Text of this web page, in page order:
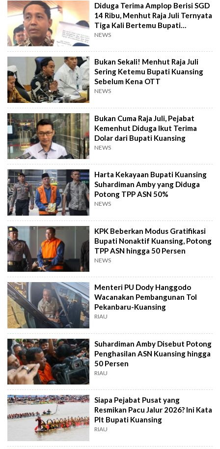
Diduga Terima Amplop Berisi SGD
14 Ribu, Menhut Raja Juli Ternyata
Tiga Kali Bertemu Bupati
Kuansing
NEWS
Bukan Sekali! Menhut Raja Juli
Sering Ketemu Bupati Kuansing
Sebelum Kena OTT
NEWS
Bukan Cuma Raja Juli, Pejabat
Kemenhut Diduga Ikut Terima
Dolar dari Bupati Kuansing
NEWS
Harta Kekayaan Bupati Kuansing
Suhardiman Amby yang Diduga
Potong TPP ASN 50%
NEWS
KPK Beberkan Modus Gratifikasi
Bupati Nonaktif Kuansing, Potong
TPP ASN hingga 50 Persen
NEWS
Menteri PU Dody Hanggodo
Wacanakan Pembangunan Tol
Pekanbaru-Kuansing
RIAU
Suhardiman Amby Disebut Potong
Penghasilan ASN Kuansing hingga
50 Persen
RIAU
Siapa Pejabat Pusat yang
Resmikan Pacu Jalur 2026? Ini Kata
Plt Bupati Kuansing
RIAU